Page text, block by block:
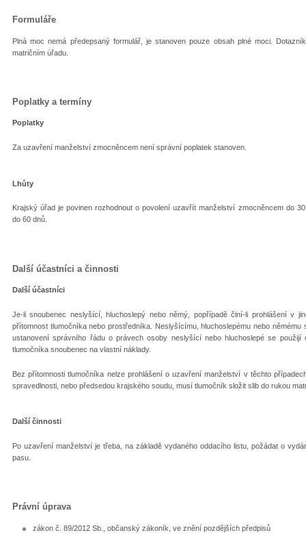
Formuláře
Plná moc nemá předepsaný formulář, je stanoven pouze obsah plné moci.
matričním úřadu.
Poplatky a termíny
Poplatky
Za uzavření manželství zmocněncem není správní poplatek stanoven.
Lhůty
Krajský úřad je povinen rozhodnout o povolení uzavřít manželství zmocněncem do
do 60 dnů.
Další účastníci a činnosti
Další účastníci
Je-li snoubenec neslyšící, hluchoslepý nebo němý, popřípadě činí-li prohlášení v
přítomnost tlumočníka nebo prostředníka. Neslyšícímu, hluchoslepému nebo
ustanovení správního řádu o právech osoby neslyšící nebo hluchoslepé se použijí
tlumočníka snoubenec na vlastní náklady.
Bez přítomnosti tlumočníka nelze prohlášení o uzavření manželství v těchto
spravedlnosti, nebo předsedou krajského soudu, musí tlumočník složit slib do rukou
Další činnosti
Po uzavření manželství je třeba, na základě vydaného oddacího listu, požádat o
pasu.
Právní úprava
zákon č. 89/2012 Sb., občanský zákoník, ve znění pozdějších předpisů